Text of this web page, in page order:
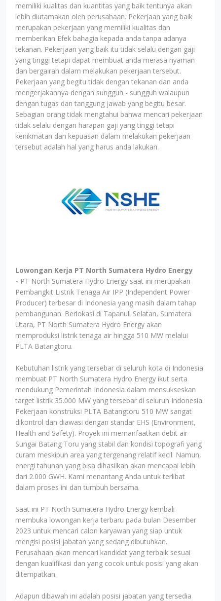
memiliki kualitas dan kuantitas yang baik tentunya akan
lebih diutamakan oleh perusahaan. Pekerjaan yang baik
merupakan pekerjaan yang memiliki kualitas dan
memberikan Efek bahagia kepada anda tanpa adanya
tekanan. Pekerjaan yang baik itu tidak selalu dengan gaji
yang tinggi tetapi dapat membuat anda merasa nyaman
dan bergairah dalam melakukan pekerjaan tersebut.
Pekerjaan yang begitu tidak dengan tekanan dan anda
mengerjakannya dengan sungguh - sungguh walaupun
dengan tugas dan tanggung jawab yang begitu besar.
Sebagian orang tidak mengtahui bahwa mencari pekerjaan
tidak selalu dengan harapan gaji yang tinggi tetapi
kenikmatan dan kepuasan dalam melakukan pekerjaan
tersebut adalah hal yang harus anda lakukan.
Lowongan Kerja PT North Sumatera Hydro Energy
- PT North Sumatera Hydro Energy saat ini merupakan
Pembangkit Listrik Tenaga Air IPP (Independent Power
Producer) terbesar di Indonesia yang masih dalam tahap
pembangunan. Berlokasi di Tapanuli Selatan, Sumatera
Utara, PT North Sumatera Hydro Energy akan
memproduksi listrik tenaga air hingga 510 MW melalui
PLTA Batangtoru.
Kebutuhan listrik yang tersebar di seluruh kota di Indonesia
membuat PT North Sumatera Hydro Energy ikut serta
mendukung Pemerintah Indonesia dalam mensukseskan
target listrik 35.000 MW yang tersebar di seluruh Indonesia.
Pekerjaan konstruksi PLTA Batangtoru 510 MW sangat
dikontrol dan diawasi dengan standar EHS (Environment,
Health and Safety). Proyek ini memanfaatkan debit air
Sungai Batang Toru yang stabil dan kondisi topografi yang
curam meskipun area yang tergenang relatif kecil. Namun,
energi tahunan yang bisa dihasilkan akan mencapai lebih
dari 2.000 GWH. Kami menantang Anda untuk terlibat
dalam proses ini dan tumbuh bersama.
Saat ini PT North Sumatera Hydro Energy kembali
membuka lowongan kerja terbaru pada bulan Desember
2023 untuk mencari calon karyawan yang siap untuk
mengisi posisi jabatan yang sedang dibutuhkan.
Perusahaan akan mencari kandidat yang terbaik sesuai
dengan kualifikasi dan yang cocok untuk posisi yang akan
ditempatkan.
Adapun dibawah ini adalah posisi jabatan yang tersedia